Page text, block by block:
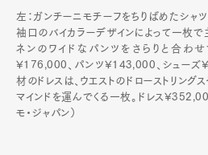
左：ガンチーニモチーフをちりばめたシャ
袖口のバイカラーデザインによって一枚
ネンのワイドなパンツをさらりと合わせ
¥176,000、パンツ¥143,000、シュー
材のドレスは、ウエストのドローストリング
マインドを運んでくる一枚。ドレス
モ・ジャパン）